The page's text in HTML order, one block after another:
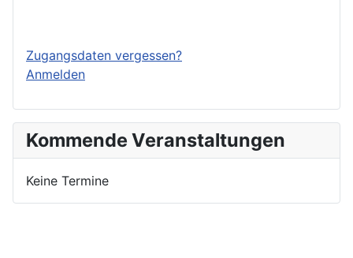
Zugangsdaten vergessen?
Anmelden
Kommende Veranstaltungen
Keine Termine